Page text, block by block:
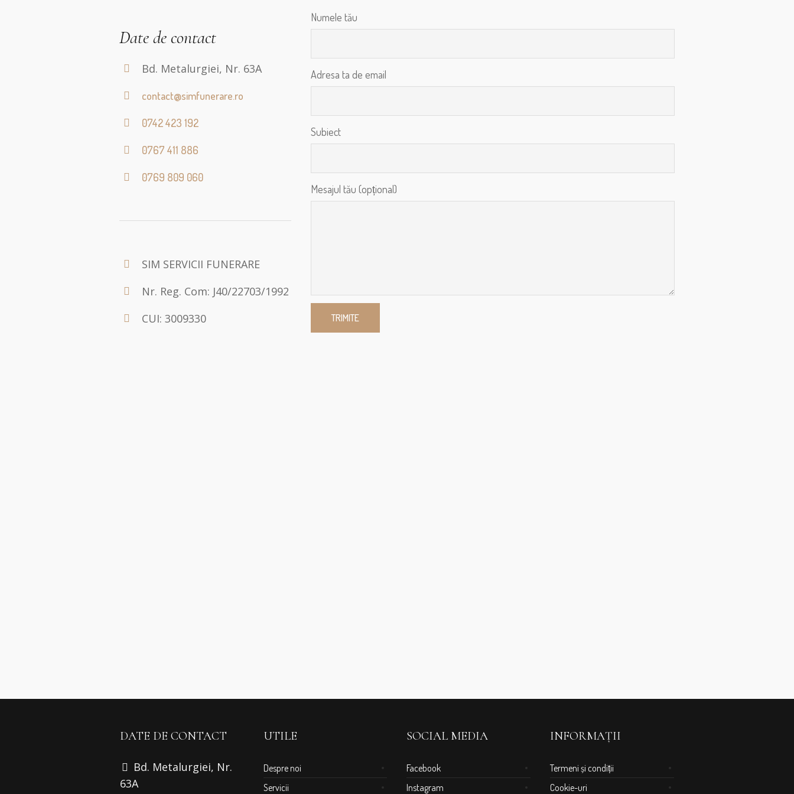
Date de contact
Bd. Metalurgiei, Nr. 63A
contact@simfunerare.ro
0742 423 192
0767 411 886
0769 809 060
SIM SERVICII FUNERARE
Nr. Reg. Com: J40/22703/1992
CUI: 3009330
Numele tău
Adresa ta de email
Subiect
Mesajul tău (opțional)
DATE DE CONTACT
Bd. Metalurgiei, Nr.
63A
UTILE
Despre noi
Servicii
SOCIAL MEDIA
Facebook
Instagram
INFORMAȚII
Termeni și condiții
Cookie-uri